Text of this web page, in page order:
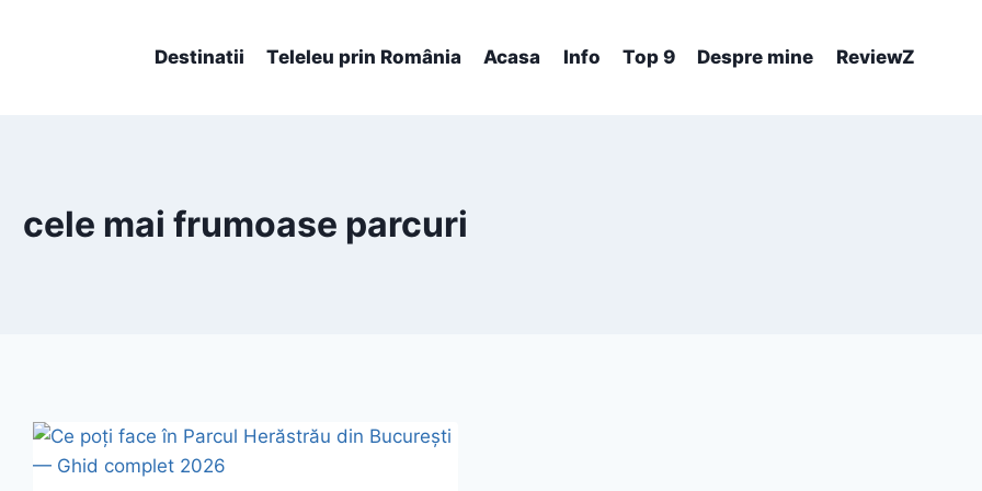
Destinatii Teleleu prin România Acasa Info Top 9 Despre mine ReviewZ
cele mai frumoase parcuri